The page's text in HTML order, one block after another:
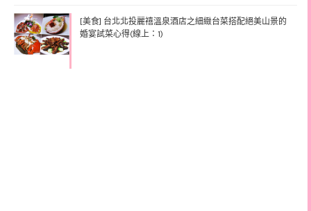
[美食] 台北北投麗禧溫泉酒店之細緻台菜搭配絕美山景的
婚宴試菜心得(線上：1)